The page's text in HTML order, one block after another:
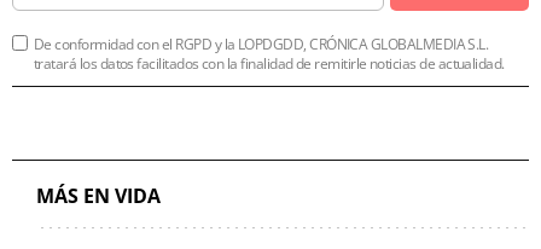
De conformidad con el RGPD y la LOPDGDD, CRÓNICA GLOBALMEDIA S.L.
tratará los datos facilitados con la finalidad de remitirle noticias de actualidad.
MÁS EN VIDA